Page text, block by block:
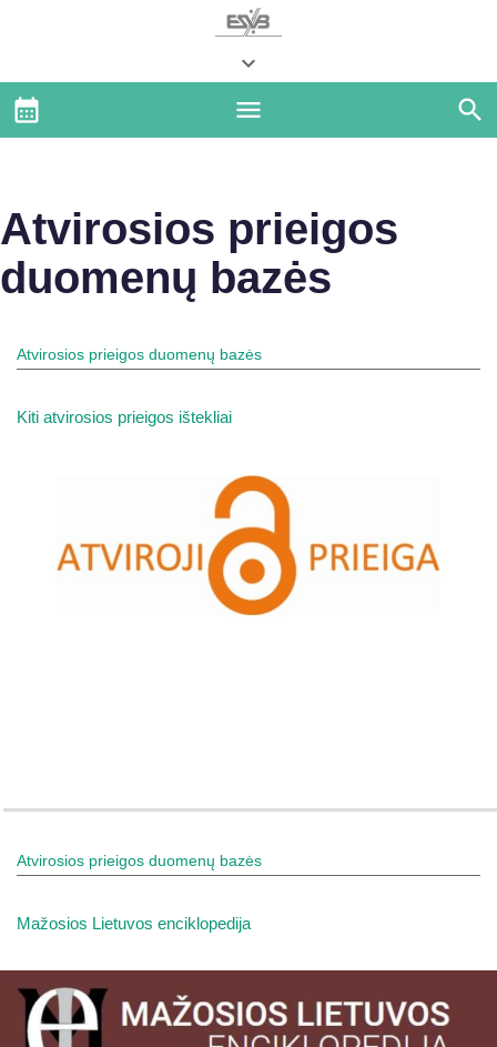
Atvirosios prieigos
duomenų bazės
Atvirosios prieigos duomenų bazės
Kiti atvirosios prieigos ištekliai
Atvirosios prieigos duomenų bazės
Mažosios Lietuvos enciklopedija